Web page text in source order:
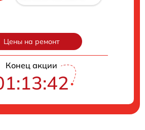
Цены на ремонт
Конец акции